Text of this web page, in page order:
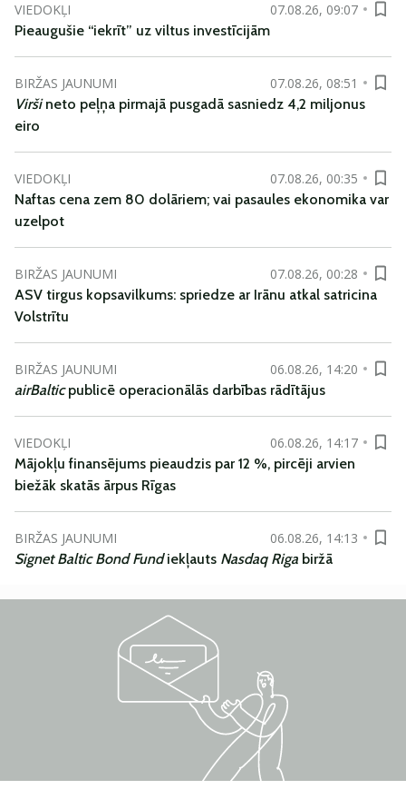
VIEDOKĻI
07.08.26, 09:07
Pieaugušie “iekrīt” uz viltus investīcijām
BIRŽAS JAUNUMI
07.08.26, 08:51
Viršineto peļņa pirmajā pusgadā sasniedz 4,2 miljonus
eiro
VIEDOKĻI
07.08.26, 00:35
Naftas cena zem 80 dolāriem; vai pasaules ekonomika var
uzelpot
BIRŽAS JAUNUMI
07.08.26, 00:28
ASV tirgus kopsavilkums: spriedze ar Irānu atkal satricina
Volstrītu
BIRŽAS JAUNUMI
06.08.26, 14:20
airBalticpublicē operacionālās darbības rādītājus
VIEDOKĻI
06.08.26, 14:17
Mājokļu finansējums pieaudzis par 12 %, pircēji arvien
biežāk skatās ārpus Rīgas
BIRŽAS JAUNUMI
06.08.26, 14:13
Signet Baltic Bond Fundiekļauts Nasdaq Riga biržā